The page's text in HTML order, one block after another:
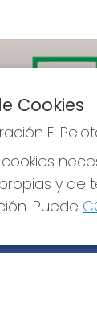
Imagen
Cookies
El
y de
Puede